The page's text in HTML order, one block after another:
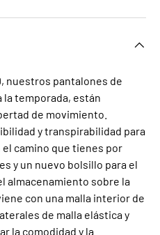
nuestros pantalones de
temporada, están
de movimiento.
y transpirabilidad para
camino que tienes por
y un nuevo bolsillo para el
almacenamiento sobre la
con una malla interior de
de malla elástica y
la comodidad y la